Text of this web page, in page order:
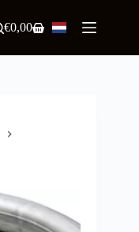
Winkelwagen
€0,00